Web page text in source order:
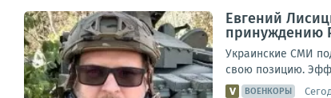
Евгений
принуждению
Украинские СМИ
свою позицию.
ВОЕНКОРЫ